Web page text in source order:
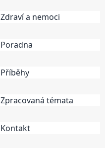
Zdraví a nemoci
Poradna
Příběhy
Zpracovaná témata
Kontakt